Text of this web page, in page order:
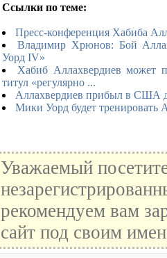
Ссылки по теме:
Пресс-конференция Хабиба
Владимир Хрюнов: Бой
Уорд IV»
Хабиб Аллахвердиев может
титул «регулярно ...
Аллахвердиев прибыл в США
Мики Уорд будет тренировать
Уважаемый
рекомендуем вам
сайт под своим